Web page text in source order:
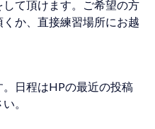
て頂けます。ご希望の方
か、直接練習場所にお越
日程はHPの最近の投稿
。